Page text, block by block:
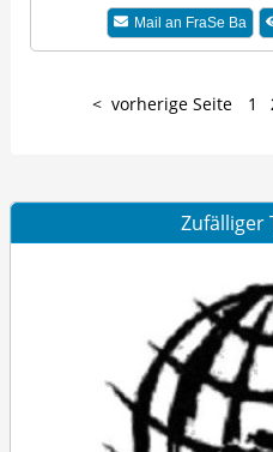
Mail an FraSe Ba
vorherige Seite 1
Zufälliger